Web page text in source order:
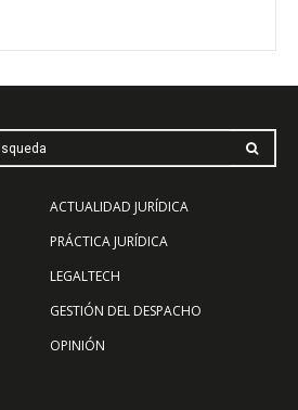
ACTUALIDAD JURÍDICA
PRÁCTICA JURÍDICA
LEGALTECH
GESTIÓN DEL DESPACHO
OPINIÓN